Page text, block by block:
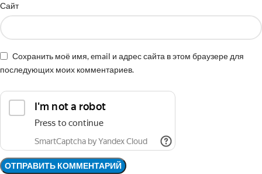
Сайт
Сохранить моё имя, email и адрес сайта в этом браузере для
последующих моих комментариев.